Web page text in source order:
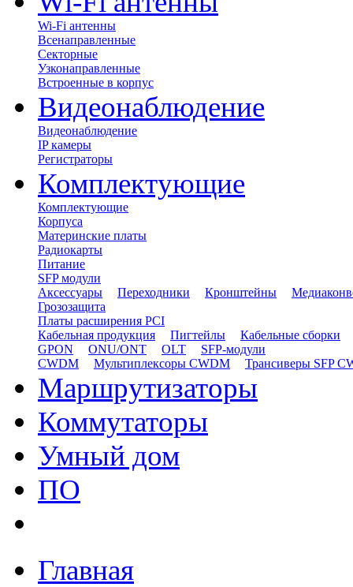
Wi-Fi антенны
Всенаправленные
Секторные
Узконаправленные
Встроенные в корпус
Видеонаблюдение
Видеонаблюдение
IP камеры
Регистраторы
Комплектующие
Комплектующие
Корпуса
Материнские платы
Радиокарты
Питание
SFP модули
Аксессуары
Переходники Кронштейны
Грозозащита
Платы расширения PCI
Кабельная продукция
Пигтейлы
Кабельные сборки
GPON
ONU/ONT OLT
SFP-модули
CWDM
Мультиплексоры CWDM Трансиверы SFP
Маршрутизаторы
Коммутаторы
Умный дом
ПО
Главная